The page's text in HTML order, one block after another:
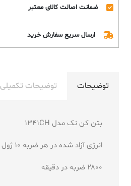
ضمانت اصالت کالای معتبر
ارسال سریع سفارش خرید
توضیحات توضیحات تکمیلی
بتن کن نک مدل 1341CH
انرژی آزاد شده در هر ضربه ۱۰ ژول
۲۸۰۰ ضربه در دقیقه